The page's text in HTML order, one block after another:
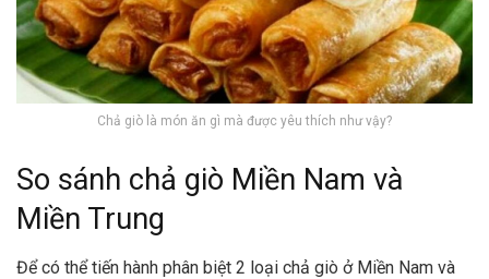
Chả giò là món ăn gì mà được yêu thích như vậy?
So sánh chả giò Miền Nam và
Miền Trung
Để có thể tiến hành phân biệt 2 loại chả giò ở Miền Nam và